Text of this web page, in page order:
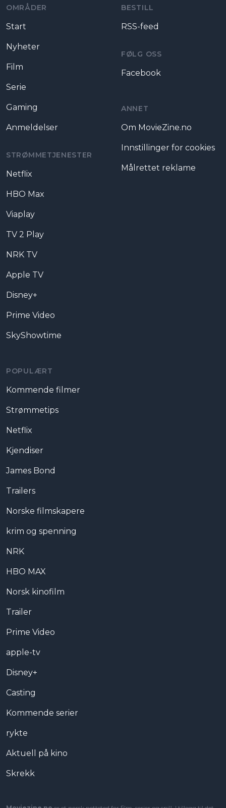
OMRÅDER
Start
Nyheter
Film
Serie
Gaming
Anmeldelser
STRØMMETJENESTER
Netflix
HBO Max
Viaplay
TV 2 Play
NRK TV
Apple TV
Disney+
Prime Video
SkyShowtime
POPULÆRT
Kommende filmer
Strømmetips
Netflix
Kjendiser
James Bond
Trailers
Norske filmskapere
krim og spenning
NRK
HBO MAX
Norsk kinofilm
Trailer
Prime Video
apple-tv
Disney+
Casting
Kommende serier
rykte
Aktuell på kino
Skrekk
BESTILL
RSS-feed
FØLG OSS
Facebook
ANNET
Om MovieZine.no
Innstillinger for cookies
Målrettet reklame